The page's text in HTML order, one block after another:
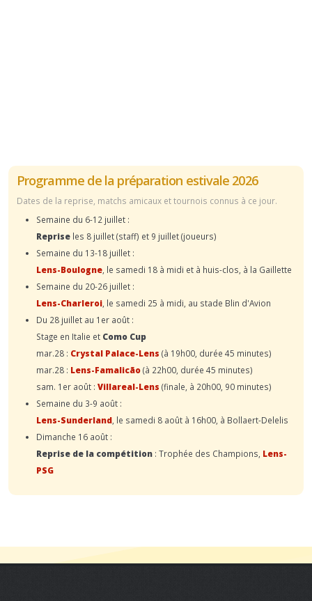
Programme de la préparation estivale 2026
Dates de la reprise, matchs amicaux et tournois connus à ce jour.
Semaine du 6-12 juillet :
Reprise les 8 juillet (staff) et 9 juillet (joueurs)
Semaine du 13-18 juillet :
Lens-Boulogne , le samedi 18 à midi et à huis-clos, à la Gaillette
Semaine du 20-26 juillet :
Lens-Charleroi , le samedi 25 à midi, au stade Blin d'Avion
Du 28 juillet au 1er août :
Stage en Italie et Como Cup
mar.28 : Crystal Palace-Lens (à 19h00, durée 45 minutes)
mar.28 : Lens-Famalicão(à 22h00, durée 45 minutes)
sam. 1er août : Villareal-Lens (finale, à 20h00, 90 minutes)
Semaine du 3-9 août :
Lens-Sunderland , le samedi 8 août à 16h00, à Bollaert-Delelis
Dimanche 16 août :
Reprise de la compétition : Trophée des Champions, Lens-
PSG